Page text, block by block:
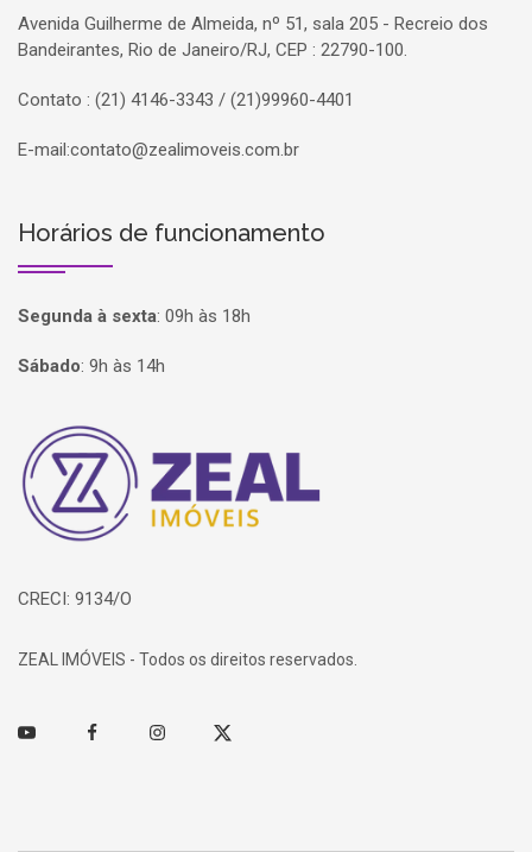
Avenida Guilherme de Almeida, nº 51, sala 205 - Recreio dos
Bandeirantes, Rio de Janeiro/RJ, CEP : 22790-100.
Contato : (21) 4146-3343 / (21)99960-4401
E-mail:contato@zealimoveis.com.br
Horários de funcionamento
Segunda à sexta: 09h às 18h
Sábado: 9h às 14h
Página inicial
CRECI: 9134/O
ZEAL IMÓVEIS - Todos os direitos reservados.
Youtube FacebookInstagramTwitter